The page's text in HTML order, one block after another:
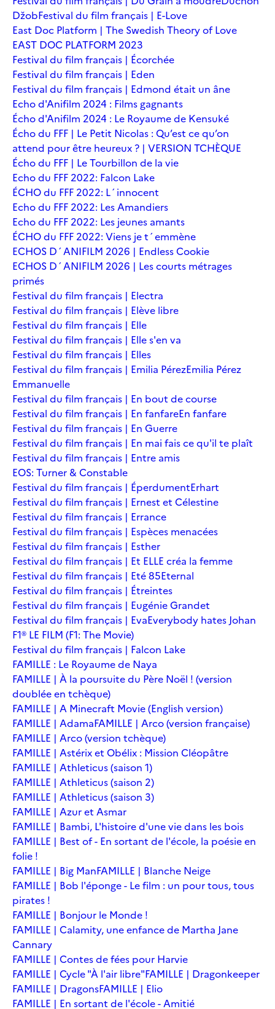
DžobFestival du film français | E-Love
East Doc Platform | The Swedish Theory of Love
EAST DOC PLATFORM 2023
Festival du film français | Écorchée
Festival du film français | Eden
Festival du film français | Edmond était un âne
Echo d'Anifilm 2024 : Films gagnants
Écho d'Anifilm 2024 : Le Royaume de Kensuké
Écho du FFF | Le Petit Nicolas : Qu’est ce qu’on
attend pour être heureux ? | VERSION TCHÈQUE
Écho du FFF | Le Tourbillon de la vie
Echo du FFF 2022: Falcon Lake
ÉCHO du FFF 2022: L´innocent
Echo du FFF 2022: Les Amandiers
Echo du FFF 2022: Les jeunes amants
ÉCHO du FFF 2022: Viens je t´emmène
ECHOS D´ANIFILM 2026 | Endless Cookie
ECHOS D´ANIFILM 2026 | Les courts métrages
primés
Festival du film français | Electra
Festival du film français | Elève libre
Festival du film français | Elle
Festival du film français | Elle s'en va
Festival du film français | Elles
Festival du film français | Emilia PérezEmilia Pérez
Emmanuelle
Festival du film français | En bout de course
Festival du film français | En fanfareEn fanfare
Festival du film français | En Guerre
Festival du film français | En mai fais ce qu'il te plaît
Festival du film français | Entre amis
EOS: Turner & Constable
Festival du film français | ÉperdumentErhart
Festival du film français | Ernest et Célestine
Festival du film français | Errance
Festival du film français | Espèces menacées
Festival du film français | Esther
Festival du film français | Et ELLE créa la femme
Festival du film français | Eté 85Eternal
Festival du film français | Étreintes
Festival du film français | Eugénie Grandet
Festival du film français | EvaEverybody hates Johan
F1® LE FILM (F1: The Movie)
Festival du film français | Falcon Lake
FAMILLE : Le Royaume de Naya
FAMILLE | À la poursuite du Père Noël ! (version
doublée en tchèque)
FAMILLE | A Minecraft Movie (English version)
FAMILLE | AdamaFAMILLE | Arco (version française)
FAMILLE | Arco (version tchèque)
FAMILLE | Astérix et Obélix : Mission Cléopâtre
FAMILLE | Athleticus (saison 1)
FAMILLE | Athleticus (saison 2)
FAMILLE | Athleticus (saison 3)
FAMILLE | Azur et Asmar
FAMILLE | Bambi, L'histoire d'une vie dans les bois
FAMILLE | Best of - En sortant de l'école, la poésie en
folie !
FAMILLE | Big ManFAMILLE | Blanche Neige
FAMILLE | Bob l'éponge - Le film : un pour tous, tous
pirates !
FAMILLE | Bonjour le Monde !
FAMILLE | Calamity, une enfance de Martha Jane
Cannary
FAMILLE | Contes de fées pour Harvie
FAMILLE | Cycle "À l'air libre"FAMILLE | Dragonkeeper
FAMILLE | DragonsFAMILLE | Elio
FAMILLE | En sortant de l'école - Amitié